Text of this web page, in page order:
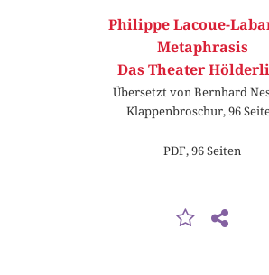
Philippe Lacoue-
Metaphrasis
Das Theater
Übersetzt von Bernhard
Klappenbroschur, 96
PDF, 96 Seiten